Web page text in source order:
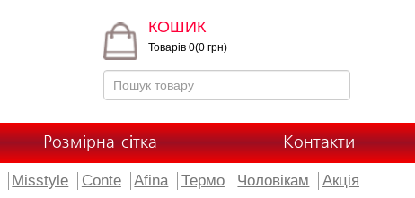
КОШИК
Товарів 0(0 грн)
Розмірна сітка Контакти
Misstyle Conte Afina Термо Чоловікам Акція